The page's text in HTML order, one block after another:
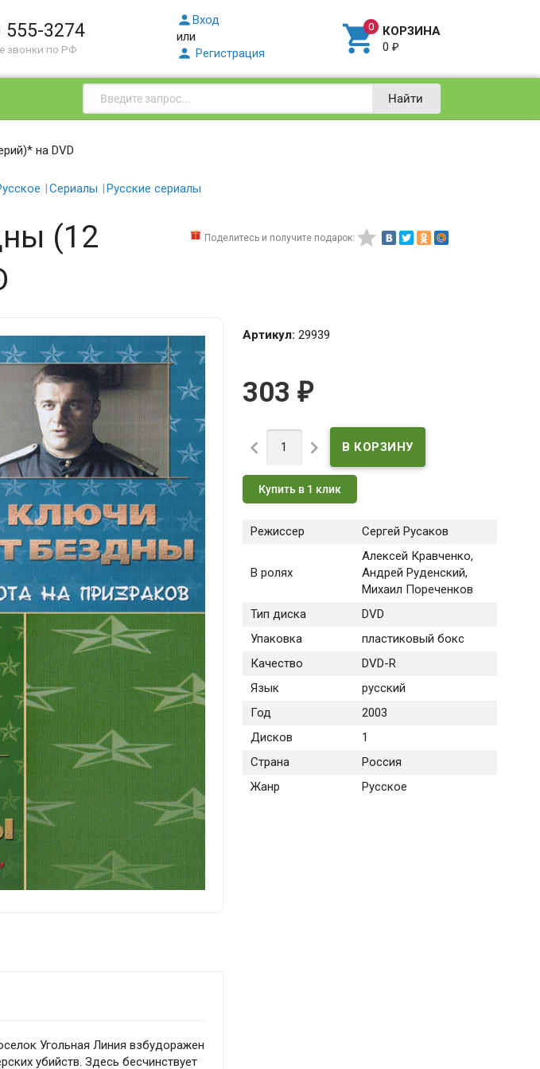
555-3274
звонки по РФ
Вход
или
 Регистрация  КОРЗИНА
0₽
Найти
на DVD
Сериалы Русские сериалы
Поделитесь и получите подарок: 
(12
Артикул: 29939
303 ₽
 
Купить в 1 клик
Режиссер Сергей Русаков
В ролях
Алексей Кравченко,
Андрей Руденский,
Михаил Пореченков
Тип диска
DVD
Упаковка
пластиковый бокс
Качество
DVD-R
Язык
русский
Год
2003
Дисков
1
Страна
Россия
Жанр
Русское
Угольная Линия взбудоражен
убийств. Здесь бесчинствует